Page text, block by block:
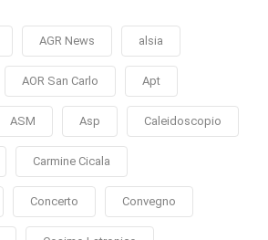
AGR News alsia
AOR San Carlo Apt
ASM Asp Caleidoscopio
Carmine Cicala
Concerto Convegno